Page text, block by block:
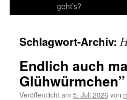
geht’s?
Schlagwort-Archiv:
Endlich auch
Glühwürmchen”
Veröffentlicht am 5. Juli 2026von